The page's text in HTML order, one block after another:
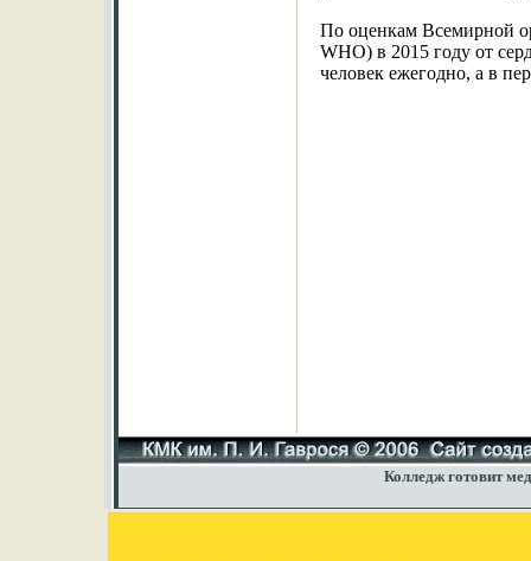
По оценкам Всемирной
WHO) в 2015 году от
человек ежегодно, а в
Колледж готовит